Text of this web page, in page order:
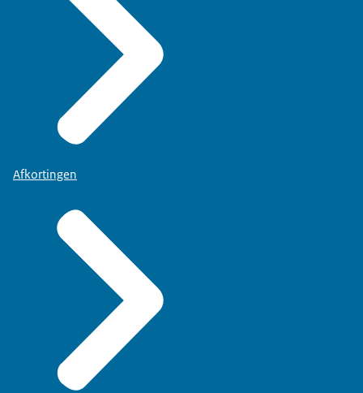
Afkortingen